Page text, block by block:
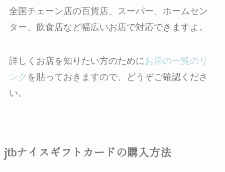
全国チェーン店の百貨店、スーパー、ホームセン
ター、飲食店など幅広いお店で対応できますよ。
詳しくお店を知りたい方のためにお店の一覧のリ
ンク を貼っておきますので、どうぞご確認くださ
い。
jtbナイスギフトカードの購入方法